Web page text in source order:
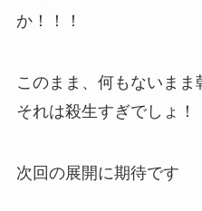
か！！！
このまま、何もないまま
それは殺生すぎでしょ！
次回の展開に期待です